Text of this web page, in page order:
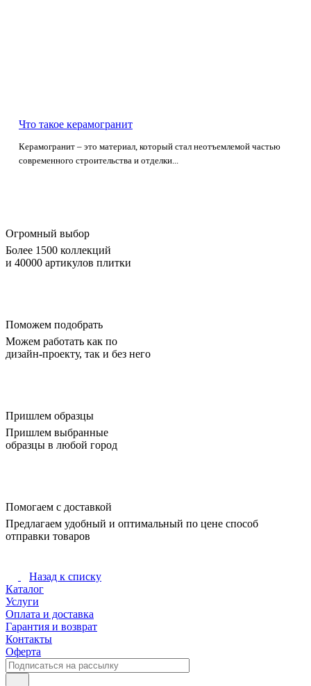
Что такое керамогранит
Керамогранит – это материал, который стал неотъемлемой частью
современного строительства и отделки...
Огромный выбор
Более 1500 коллекций
и 40000 артикулов плитки
Поможем подобрать
Можем работать как по
дизайн-проекту, так и без него
Пришлем образцы
Пришлем выбранные
образцы в любой город
Помогаем с доставкой
Предлагаем удобный и оптимальный по цене способ
отправки товаров
Назад к списку
Каталог
Услуги
Оплата и доставка
Гарантия и возврат
Контакты
Оферта